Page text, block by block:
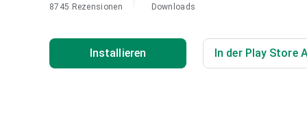
8745 Rezensionen
Downloads
Installieren In der Play Store